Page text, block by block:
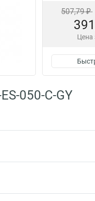
507,79 ₽
Цена
050-C-GY